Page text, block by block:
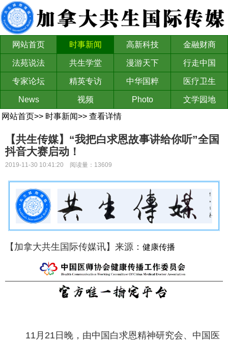
网站首页 时事新闻 高新科技 金融财商
法苑说法 共生学堂 漫游天下 行走中国
专家论坛 精英专访 中华国粹 医疗卫生
News 视频 Photo
文学园地
网站首页>> 时事新闻>> 查看详情
【共生传媒】“我把白求恩故事讲给你听”全国
抖音大赛启动！
2019-11-30 10:41:20 阅读量：13609
【加拿大共生国际传媒讯】来源：健康传播
11月21日晚，由中国白求恩精神研究会、中国医